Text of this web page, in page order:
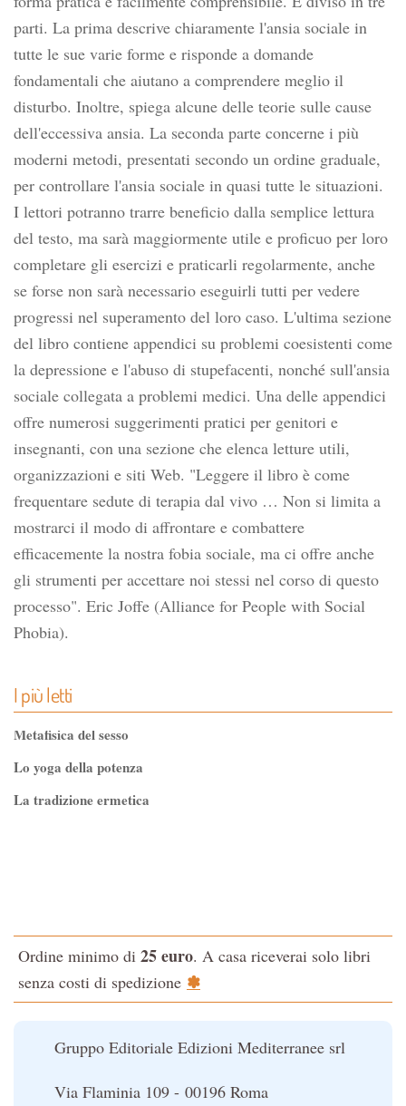
parti. La prima descrive chiaramente l'ansia sociale in
tutte le sue varie forme e risponde a domande
fondamentali che aiutano a comprendere meglio il
disturbo. Inoltre, spiega alcune delle teorie sulle cause
dell'eccessiva ansia. La seconda parte concerne i più
moderni metodi, presentati secondo un ordine graduale,
per controllare l'ansia sociale in quasi tutte le situazioni.
I lettori potranno trarre beneficio dalla semplice lettura
del testo, ma sarà maggiormente utile e proficuo per loro
completare gli esercizi e praticarli regolarmente, anche
se forse non sarà necessario eseguirli tutti per vedere
progressi nel superamento del loro caso. L'ultima sezione
del libro contiene appendici su problemi coesistenti come
la depressione e l'abuso di stupefacenti, nonché sull'ansia
sociale collegata a problemi medici. Una delle appendici
offre numerosi suggerimenti pratici per genitori e
insegnanti, con una sezione che elenca letture utili,
organizzazioni e siti Web. "Leggere il libro è come
frequentare sedute di terapia dal vivo … Non si limita a
mostrarci il modo di affrontare e combattere
efficacemente la nostra fobia sociale, ma ci offre anche
gli strumenti per accettare noi stessi nel corso di questo
processo". Eric Joffe (Alliance for People with Social
Phobia).
I più letti
Metafisica del sesso
Lo yoga della potenza
La tradizione ermetica
La Cabala
Il potere del serpente
Ordine minimo di 25 euro. A casa riceverai solo libri
senza costi di spedizione ✽
Gruppo Editoriale Edizioni Mediterranee srl
Via Flaminia 109 - 00196 Roma